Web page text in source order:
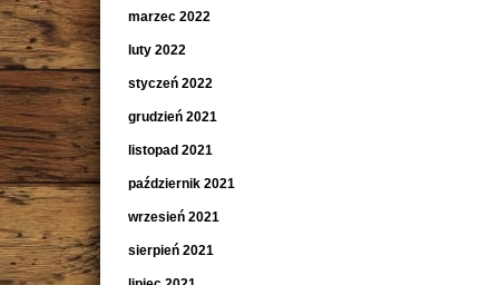
marzec 2022
luty 2022
styczeń 2022
grudzień 2021
listopad 2021
październik 2021
wrzesień 2021
sierpień 2021